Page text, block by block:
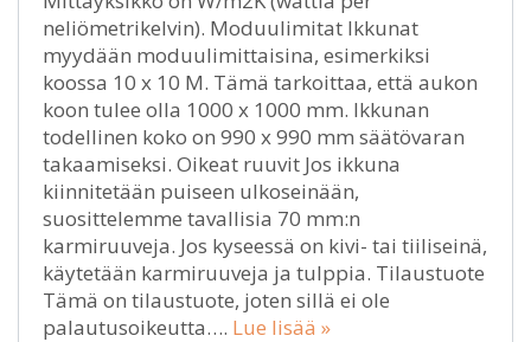
neliömetrikelvin). Moduulimitat Ikkunat
myydään moduulimittaisina, esimerkiksi
koossa 10 x 10 M. Tämä tarkoittaa, että aukon
koon tulee olla 1000 x 1000 mm. Ikkunan
todellinen koko on 990 x 990 mm säätövaran
takaamiseksi. Oikeat ruuvit Jos ikkuna
kiinnitetään puiseen ulkoseinään,
suosittelemme tavallisia 70 mm:n
karmiruuveja. Jos kyseessä on kivi- tai tiiliseinä,
käytetään karmiruuveja ja tulppia. Tilaustuote
Tämä on tilaustuote, joten sillä ei ole
palautusoikeutta…. Lue lisää »